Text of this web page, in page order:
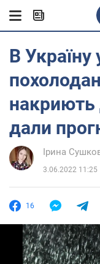
В Україну
накриють
дали
Ірина
3.06.2022 11:25
16